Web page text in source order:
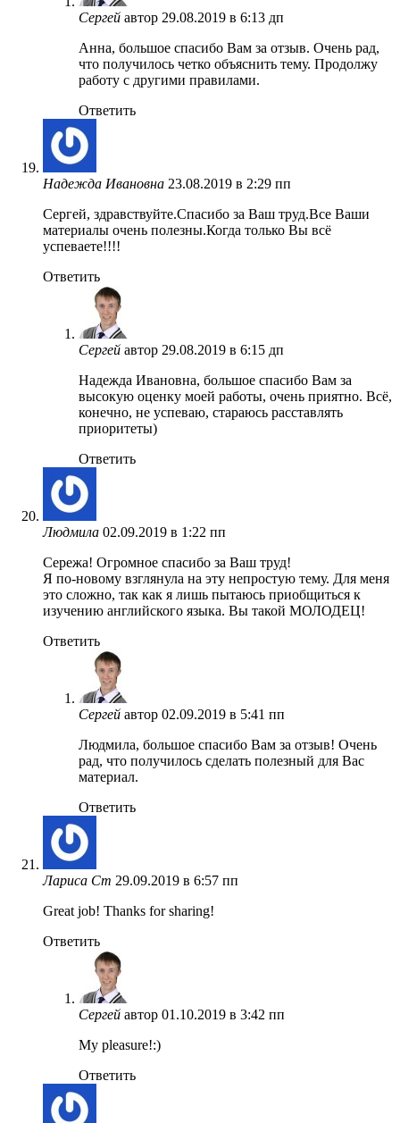
Сергей автор 29.08.2019 в 6:13 дп
Анна, большое спасибо Вам за отзыв. Очень рад,
что получилось четко объяснить тему. Продолжу
работу с другими правилами.
Ответить
Надежда Ивановна 23.08.2019 в 2:29 пп
Сергей, здравствуйте.Спасибо за Ваш труд.Все Ваши
материалы очень полезны.Когда только Вы всё
успеваете!!!!
Ответить
Сергей автор 29.08.2019 в 6:15 дп
Надежда Ивановна, большое спасибо Вам за
высокую оценку моей работы, очень приятно. Всё,
конечно, не успеваю, стараюсь расставлять
приоритеты)
Ответить
Людмила 02.09.2019 в 1:22 пп
Сережа! Огромное спасибо за Ваш труд!
Я по-новому взглянула на эту непростую тему. Для меня
это сложно, так как я лишь пытаюсь приобщиться к
изучению английского языка. Вы такой МОЛОДЕЦ!
Ответить
Сергей автор 02.09.2019 в 5:41 пп
Людмила, большое спасибо Вам за отзыв! Очень
рад, что получилось сделать полезный для Вас
материал.
Ответить
Лариса Ст 29.09.2019 в 6:57 пп
Great job! Thanks for sharing!
Ответить
Сергей автор 01.10.2019 в 3:42 пп
My pleasure!:)
Ответить